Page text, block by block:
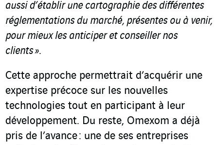
aussi d’établir une cartographie des différentes
réglementations du marché, présentes ou à venir,
pour mieux les anticiper et conseiller nos
clients ».
Cette approche permettrait d’acquérir une
expertise précoce sur les nouvelles
technologies tout en participant à leur
développement. Du reste, Omexom a déjà
pris de l’avance : une de ses entreprises